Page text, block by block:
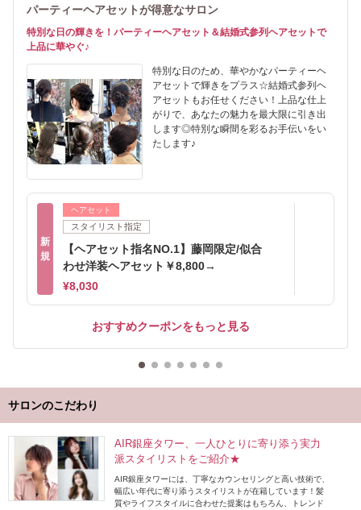
パーティーヘアセットが得意なサロン
特別な日の輝きを！パーティーヘアセット＆結婚式参列ヘアセットで
上品に華やぐ♪
特別な日のため、華やかなパーティーヘ
アセットで輝きをプラス☆結婚式参列ヘ
アセットもお任せください！上品な仕上
がりで、あなたの魅力を最大限に引き出
します◎特別な瞬間を彩るお手伝いをい
たします♪
新
規
ヘアセット
スタイリスト指定
【ヘアセット指名NO.1】藤岡限定/似合
わせ洋装ヘアセット￥8,800→
¥8,030
おすすめクーポンをもっと見る
サロンのこだわり
AIR銀座タワー、一人ひとりに寄り添う実力
派スタイリストをご紹介★
AIR銀座タワーには、丁寧なカウンセリングと高い技術で、
幅広い年代に寄り添うスタイリストが在籍しています！髪
質やライフスタイルに合わせた提案はもちろん、トレンド